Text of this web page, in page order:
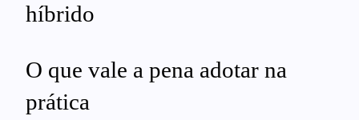
híbrido
O que vale a pena adotar na
prática